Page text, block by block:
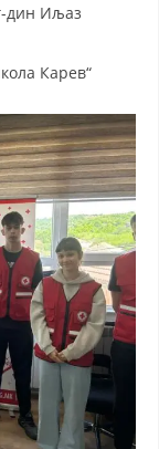
дин Иљаз
Карев“